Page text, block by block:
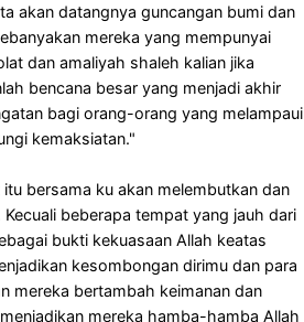
akan datangnya guncangan bumi dan
mereka yang mempunyai
dan amaliyah shaleh kalian jika
bencana besar yang menjadi akhir
bagi orang-orang yang melampaui
kemaksiatan."
bersama ku akan melembutkan dan
beberapa tempat yang jauh dari
bukti kekuasaan Allah keatas
kesombongan dirimu dan para
mereka bertambah keimanan dan
mereka hamba-hamba Allah